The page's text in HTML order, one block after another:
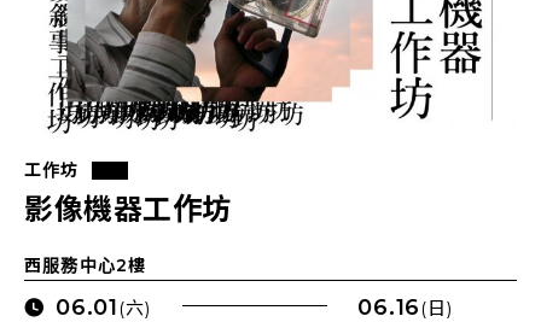
工作坊
影像機器工作坊
西服務中心2樓
06.01(六) 06.16(日)